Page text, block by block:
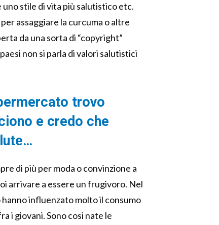
stile di vita più salutistico etc.
assaggiare la curcuma o altre
da una sorta di “copyright”
non si parla di valori salutistici
trovo
e credo che
di più per moda o convinzione a
arrivare a essere un frugivoro. Nel
influenzato molto il consumo
i giovani. Sono cosi nate le